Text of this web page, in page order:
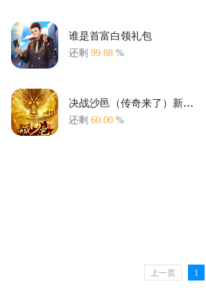
谁是首富白领礼包
还剩 99.88 %
决战沙邑（传奇来了）新手礼包
还剩 60.00 %
上一页 1